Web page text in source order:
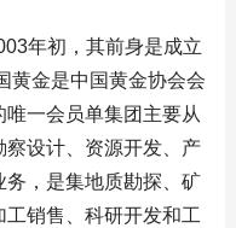
年初，其前身是成立
黄金是中国黄金协会会
一会员单集团主要从
设计、资源开发、产
，是集地质勘探、矿
销售、科研开发和工